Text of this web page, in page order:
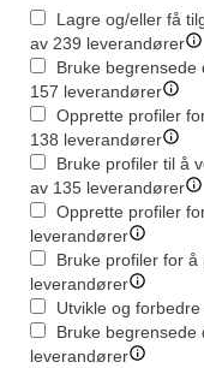
Lagre og/eller få
av 239 leverandører
Bruke begrensede
157 leverandører
Opprette profiler
138 leverandører
Bruke profiler til å
av 135 leverandører
Opprette profiler
leverandører
Bruke profiler for
leverandører
Utvikle og
Bruke begrensede
leverandører